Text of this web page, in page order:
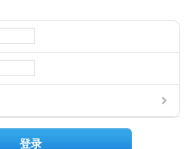
登录